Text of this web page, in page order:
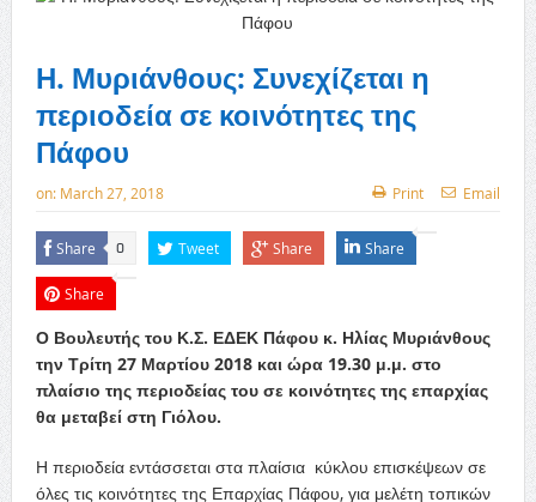
Η. Μυριάνθους: Συνεχίζεται η
περιοδεία σε κοινότητες της
Πάφου
on: March 27, 2018 Print Email
Share 0 Tweet Share Share
Share
Ο Βουλευτής του Κ.Σ. ΕΔΕΚ Πάφου κ. Ηλίας Μυριάνθους
την Τρίτη 27 Μαρτίου 2018 και ώρα 19.30 μ.μ. στο
πλαίσιο της περιοδείας του σε κοινότητες της επαρχίας
θα μεταβεί στη Γιόλου.
Η περιοδεία εντάσσεται στα πλαίσια κύκλου επισκέψεων σε
όλες τις κοινότητες της Επαρχίας Πάφου, για μελέτη τοπικών